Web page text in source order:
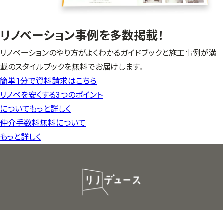
リノベーション事例を多数掲載！
リノベーションのやり方がよくわかるガイドブックと施工事例が満
載のスタイルブックを無料でお届けします。
簡単1分で資料請求はこちら
リノベを安くする3つのポイント
についてもっと詳しく
仲介手数料無料について
もっと詳しく